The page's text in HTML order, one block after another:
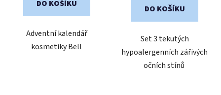
5
DO KOŠÍKU
Adventní kalendář
kosmetiky Bell
DO KOŠÍKU
Set 3 tekutých
hypoalergenních zářivých
očních stínů